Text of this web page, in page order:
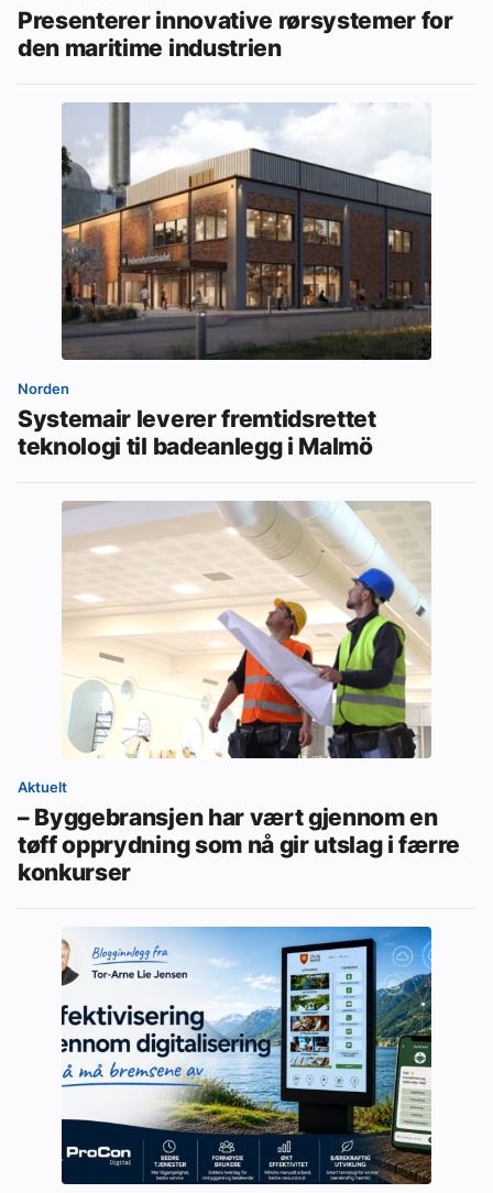
Presenterer innovative rørsystemer for
den maritime industrien
Norden
Systemair leverer fremtidsrettet
teknologi til badeanlegg i Malmö
Aktuelt
– Byggebransjen har vært gjennom en
tøff opprydning som nå gir utslag i færre
konkurser